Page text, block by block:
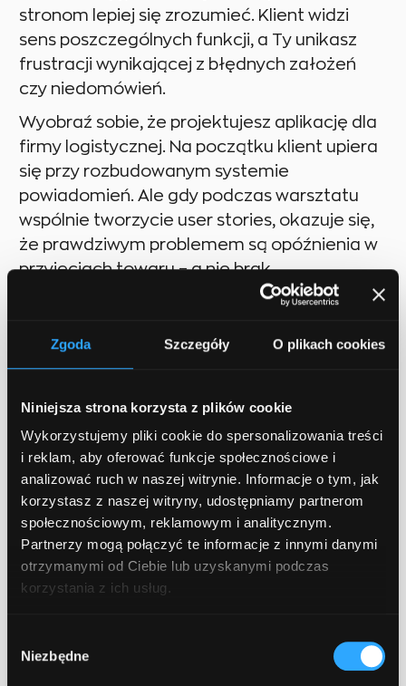
Zgoda Szczegóły O plikach cookies
Niniejsza strona korzysta z plików cookie
Wykorzystujemy pliki cookie do spersonalizowania treści
i reklam, aby oferować funkcje społecznościowe i
analizować ruch w naszej witrynie. Informacje o tym, jak
korzystasz z naszej witryny, udostępniamy partnerom
społecznościowym, reklamowym i analitycznym.
Partnerzy mogą połączyć te informacje z innymi danymi
otrzymanymi od Ciebie lub uzyskanymi podczas
korzystania z ich usług.
zgody
Niezbędne
stronom lepiej się zrozumieć. Klient widzi
sens poszczególnych funkcji, a Ty unikasz
frustracji wynikającej z błędnych założeń
czy niedomówień.
Wyobraź sobie, że projektujesz aplikację dla
firmy logistycznej. Na początku klient upiera
się przy rozbudowanym systemie
powiadomień. Ale gdy podczas warsztatu
wspólnie tworzycie user stories, okazuje się,
że prawdziwym problemem są opóźnienia w
przyjęciach towaru – a nie brak
powiadomień. Dzięki user stories wychodzi
ktokolwiek zacznie kodować.
warsztatów projektowych, spotkań kickoff
naprawdę ważne. Czasem okazuje się, że
funkcjonalność określona jako „must-have”
w ogóle nie będzie używana, a coś, o czym
wcześniej nikt nie wspomniał, staje się
ważnym elementem całego systemu.
Zamiast budować rozwiązanie na
przypuszczeniach, tworzysz je na podstawie
podejście, które procentuje – zarówno dla
klienta, jak i dla zespołu.